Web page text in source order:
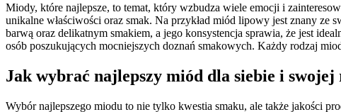
Miody, które najlepsze, to temat, który wzbudza wiele emocji i
unikalne właściwości oraz smak. Na przykład miód lipowy jest znany ze
barwą oraz delikatnym smakiem, a jego konsystencja sprawia, że jest
osób poszukujących mocniejszych doznań smakowych. Każdy rodzaj
Jak wybrać najlepszy miód dla siebie i
Wybór najlepszego miodu to nie tylko kwestia smaku, ale także jakości